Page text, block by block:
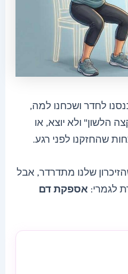
לחדר ושכחנו למה,
הלשון" ולא יוצא, או
שהחזקנו לפני רגע.
שלנו מתדרדר, אבל
לגמרי: אספקת דם